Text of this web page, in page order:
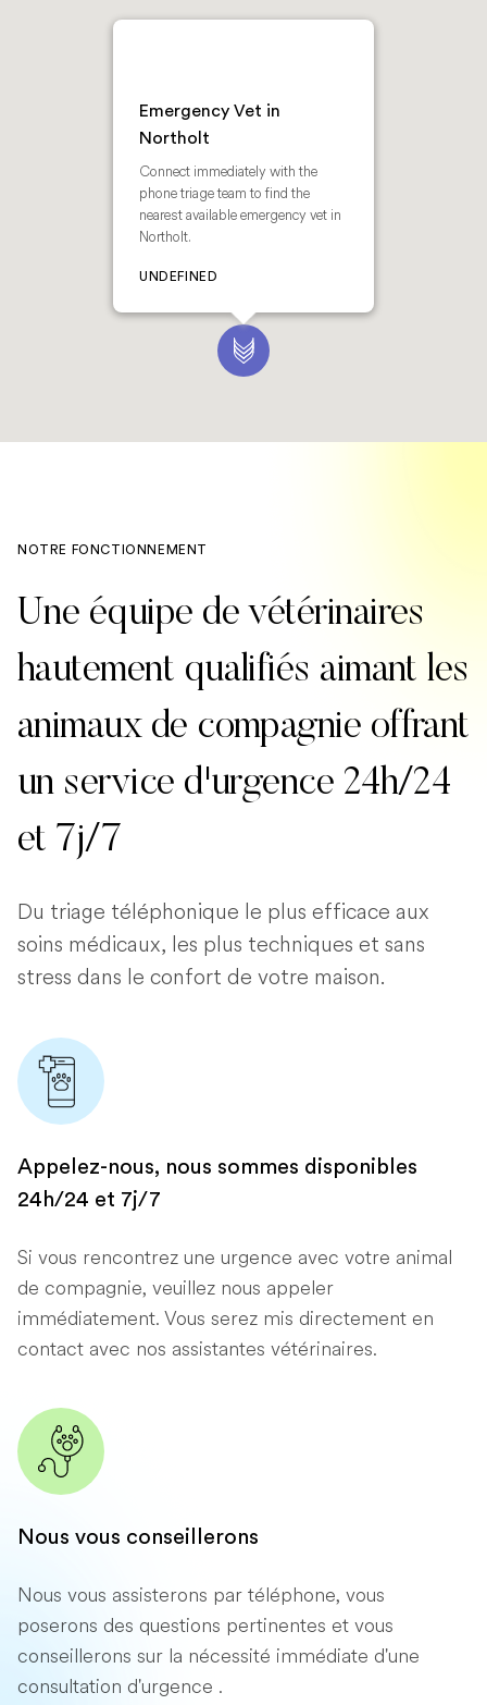
Emergency Vet in
Northolt
Connect immediately with the
phone triage team to find the
nearest available emergency vet in
Northolt.
UNDEFINED
NOTRE FONCTIONNEMENT
Une équipe de vétérinaires
hautement qualifiés aimant les
animaux de compagnie offrant
un service d'urgence 24h/24
et 7j/7
Du triage téléphonique le plus efficace aux
soins médicaux, les plus techniques et sans
stress dans le confort de votre maison.
Appelez-nous, nous sommes disponibles
24h/24 et 7j/7
Si vous rencontrez une urgence avec votre animal
de compagnie, veuillez nous appeler
immédiatement. Vous serez mis directement en
contact avec nos assistantes vétérinaires.
Nous vous conseillerons
Nous vous assisterons par téléphone, vous
poserons des questions pertinentes et vous
conseillerons sur la nécessité immédiate d'une
consultation d'urgence .